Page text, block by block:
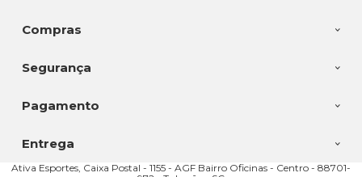
Compras
Segurança
Pagamento
Entrega
Ativa Esportes, Caixa Postal - 1155 - AGF Bairro Oficinas - Centro - 88701-